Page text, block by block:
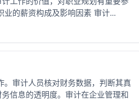
的薪资构成及影响因素 审计...
审计人员核对财务数据，判断其真
信息的透明度。审计在企业管理和